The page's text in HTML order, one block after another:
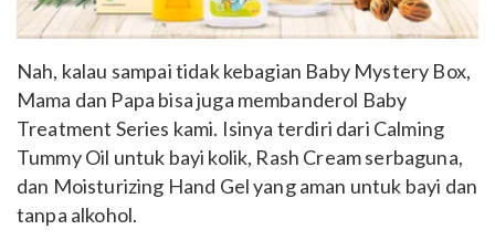
Nah, kalau sampai tidak kebagian Baby Mystery Box,
Mama dan Papa bisa juga membanderol Baby
Treatment Series kami. Isinya terdiri dari Calming
Tummy Oil untuk bayi kolik, Rash Cream serbaguna,
dan Moisturizing Hand Gel yang aman untuk bayi dan
tanpa alkohol.